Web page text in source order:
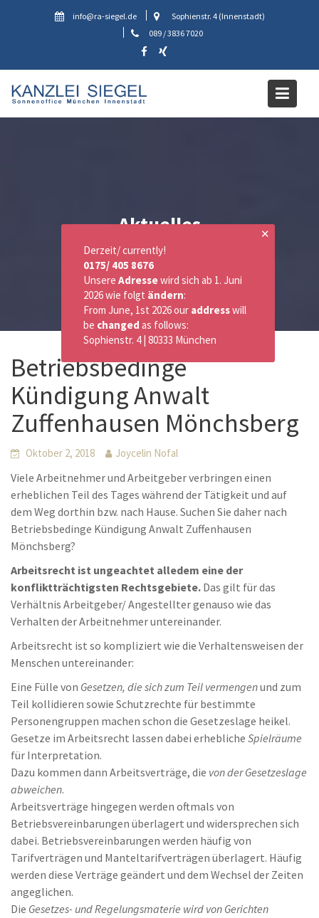
info@ra-siegel.de
Sophienstr. 4 (Innenstadt)
089 / 3836 7020
Aktuelles
Betriebsbedinge
Kündigung Anwalt
Zuffenhausen Mönchsberg
Oktober 2, 2018 Joycelin Nofal
Viele Arbeitnehmer und Arbeitgeber verbringen einen
erheblichen Teil des Tages während der Tätigkeit und auf
dem Weg dorthin bzw. nach Hause. Suchen Sie daher nach
Betriebsbedinge Kündigung Anwalt Zuffenhausen
Mönchsberg?
Arbeitsrecht ist ungeachtet alledem eine der
konfliktträchtigsten Rechtsgebiete. Das gilt für das
Verhältnis Arbeitgeber/ Angestellter genauso wie das
Verhalten der Arbeitnehmer untereinander.
Arbeitsrecht ist so kompliziert wie die Verhaltensweisen der
Menschen untereinander:
Eine Fülle von Gesetzen, die sich zum Teil vermengenund zum
Teil kollidieren sowie Schutzrechte für bestimmte
Personengruppen machen schon die Gesetzeslage heikel.
Gesetze im Arbeitsrecht lassen dabei erhebliche Spielräume
für Interpretation.
Dazu kommen dann Arbeitsverträge, die von der Gesetzeslage
abweichen.
Arbeitsverträge hingegen werden oftmals von
Betriebsvereinbarungen überlagert und widersprechen sich
dabei. Betriebsvereinbarungen werden häufig von
Tarifverträgen und Manteltarifverträgen überlagert. Häufig
werden diese Verträge geändert und dem Wechsel der Zeiten
angeglichen.
Die Gesetzes- und Regelungsmaterie wird von Gerichten
✕
Derzeit/ currently!
0175/ 405 8676
Unsere Adressewird sich ab 1. Juni
2026 wie folgt ändern:
From June, 1st 2026 our addresswill
be changed as follows:
Sophienstr. 4 | 80333 München